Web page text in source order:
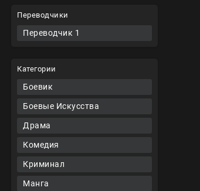
Переводчики
Переводчик 1
Категории
Боевик
Боевые Искусства
Драма
Комедия
Криминал
Манга